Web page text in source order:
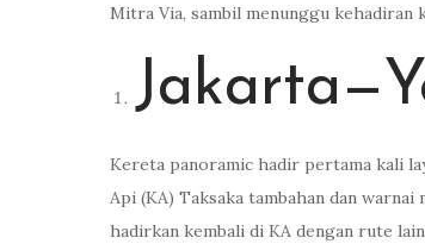
Mitra Via, sambil menunggu
Kereta panoramic hadir pertama kali
Api (KA) Taksaka tambahan dan
hadirkan kembali di KA dengan rute